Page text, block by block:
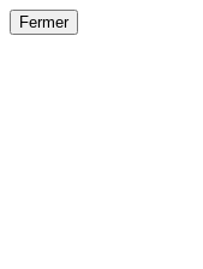
Fermer